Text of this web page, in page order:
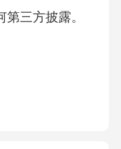
三方披露。